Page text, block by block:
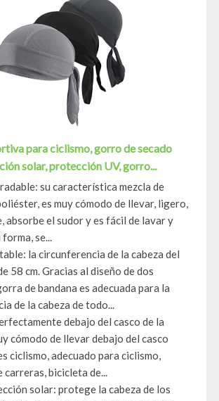
para ciclismo, gorro de secado
solar, protección UV, gorro...
su característica mezcla de
es muy cómodo de llevar, ligero,
absorbe el sudor y es fácil de lavar y
se...
la circunferencia de la cabeza del
58 cm. Gracias al diseño de dos
de bandana es adecuada para la
de la cabeza de todo...
debajo del casco de la
cómodo de llevar debajo del casco
ciclismo, adecuado para ciclismo,
carreras, bicicleta de...
solar: protege la cabeza de los